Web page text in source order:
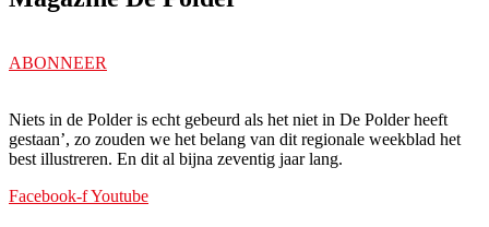
ABONNEER
Niets in de Polder is echt gebeurd als het niet in De Polder heeft
gestaan’, zo zouden we het belang van dit regionale weekblad het
best illustreren. En dit al bijna zeventig jaar lang.
Facebook-fYoutube